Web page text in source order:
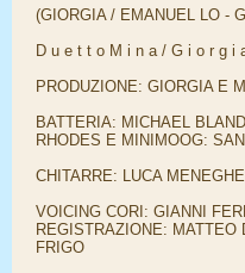
(GIORGIA / EMANUEL LO -
D u e t t o M i n a / G i o r g i
PRODUZIONE: GIORGIA E
BATTERIA: MICHAEL
RHODES E MINIMOOG:
CHITARRE: LUCA
VOICING CORI: GIANNI
REGISTRAZIONE:
FRIGO